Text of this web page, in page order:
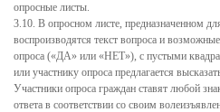
Информация о состоянии защиты
чрезвычайных ситуаций и
Бюджет для граждан
Антитеррор
опросные листы.
3.10. В опросном листе, предназначенном
воспроизводятся текст вопроса и
опроса («ДА» или «НЕТ»), с пустыми
или участнику опроса предлагается
Участники опроса граждан ставят любой
ответа в соответствии со своим